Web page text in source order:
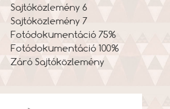
Sajtóközlemény 6
Sajtóközlemény 7
Fotódokumentáció 75%
Fotódokumentáció 100%
Záró Sajtóközlemény